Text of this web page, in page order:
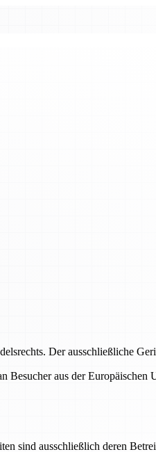
Der ausschließliche
Besucher aus der Europäischen
sind ausschließlich deren